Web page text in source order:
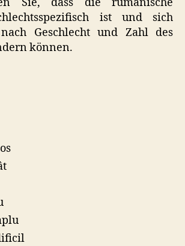
ist und sich
Geschlecht und Zahl des
können.